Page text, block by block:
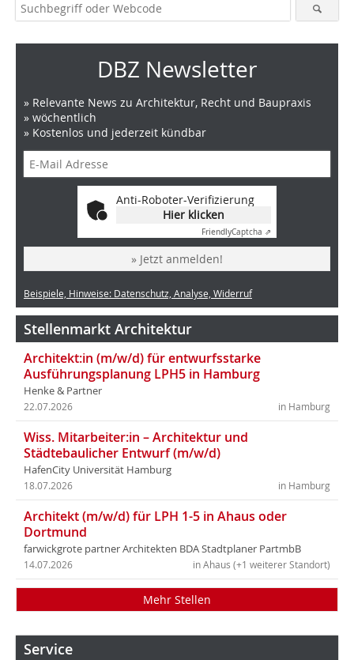
DBZ Newsletter
» Relevante News zu Architektur, Recht und Baupraxis
» wöchentlich
» Kostenlos und jederzeit kündbar
Anti-Roboter-Verifizierung
Hier klicken
FriendlyCaptcha ⇗
» Jetzt anmelden!
Beispiele, Hinweise: Datenschutz, Analyse, Widerruf
Stellenmarkt Architektur
Architekt:in (m/w/d) für entwurfsstarke
Ausführungsplanung LPH5 in Hamburg
Henke & Partner
in Hamburg
22.07.2026
Wiss. Mitarbeiter:in – Architektur und
Städtebaulicher Entwurf (m/w/d)
HafenCity Universität Hamburg
in Hamburg
18.07.2026
Architekt (m/w/d) für LPH 1-5 in Ahaus oder
Dortmund
farwickgrote partner Architekten BDA Stadtplaner PartmbB
in Ahaus (+1 weiterer Standort)
14.07.2026
Mehr Stellen
Service